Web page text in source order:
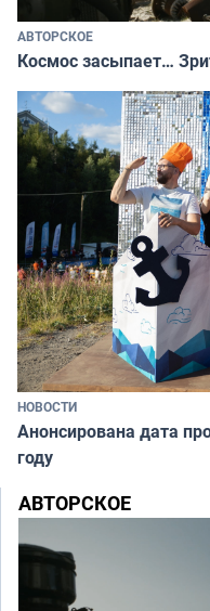
АВТОРСКОЕ
Космос засыпает…
НОВОСТИ
Анонсирована дата
году
АВТОРСКОЕ